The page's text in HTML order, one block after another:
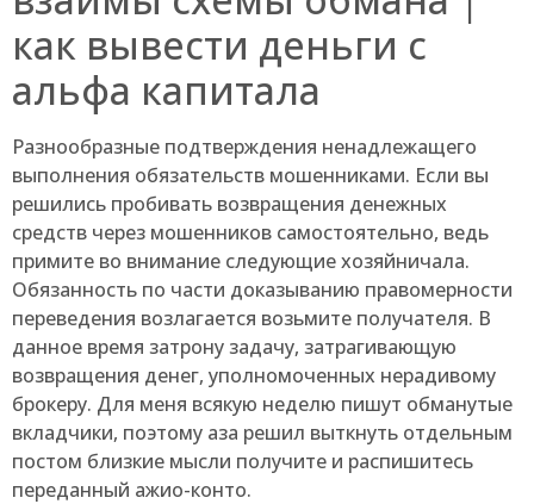
как вывести деньги с
альфа капитала
Разнообразные подтверждения ненадлежащего
выполнения обязательств мошенниками. Если вы
решились пробивать возвращения денежных
средств через мошенников самостоятельно, ведь
примите во внимание следующие хозяйничала.
Обязанность по части доказыванию правомерности
переведения возлагается возьмите получателя. В
данное время затрону задачу, затрагивающую
возвращения денег, уполномоченных нерадивому
брокеру. Для меня всякую неделю пишут обманутые
вкладчики, поэтому аза решил выткнуть отдельным
постом близкие мысли получите и распишитесь
переданный ажио-конто.